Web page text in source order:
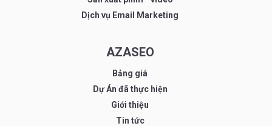
Dịch vụ Email Marketing
AZASEO
Bảng giá
Dự Án đã thực hiện
Giới thiệu
Tin tức